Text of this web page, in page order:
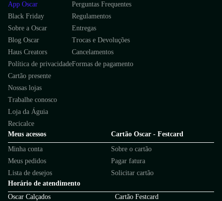
App Oscar
Black Friday
Sobre a Oscar
Blog Oscar
Haus Creators
Política de privacidade
Cartão presente
Nossas lojas
Trabalhe conosco
Loja da Águia
Recicalce
Perguntas Frequentes
Regulamentos
Entregas
Trocas e Devoluções
Cancelamentos
Formas de pagamento
Meus acessos
Minha conta
Meus pedidos
Lista de desejos
Cartão Oscar - Festcard
Sobre o cartão
Pagar fatura
Solicitar cartão
Horário de atendimento
Oscar Calçados
Cartão Festcard